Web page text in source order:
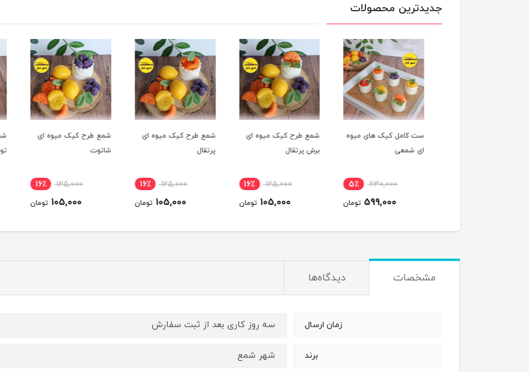
جدیدترین محصولات
ست کامل کیک های میوه
ای شمعی
630,000 5٪
599,000 تومان
شمع طرح کیک میوه ای
برش پرتقال
125,000 16٪
105,000 تومان
شمع طرح کیک میوه ای
پرتقال
125,000 16٪
105,000 تومان
شمع طرح کیک میوه ای
شاتوت
125,000 16٪
105,000 تومان
توت
مشخصات دیدگاه‌ها
زمان ارسال سه روز کاری بعد از ثبت سفارش
برند شهر شمع